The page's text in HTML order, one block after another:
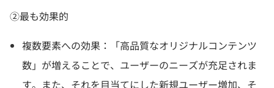
②最も効果的
複数要素への効果：「高品質なオリジナルコンテンツ
数」が増えることで、ユーザーのニーズが充足されま
す。また、それを目当てにした新規ユーザー増加、そ